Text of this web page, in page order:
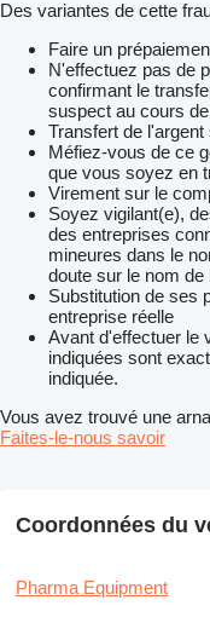
Des variantes de cette
Faire un
N'effectuez pas de
confirmant le
suspect au cours
Transfert de
Méfiez-vous de ce
que vous soyez en
Virement sur le
Soyez vigilant(e),
des entreprises
mineures dans le
doute sur le nom de
Substitution de ses
entreprise réelle
Avant d'effectuer le
indiquées sont
indiquée.
Vous avez trouvé une
Faites-le-nous savoir
Coordonnées du
Pharma Equipment